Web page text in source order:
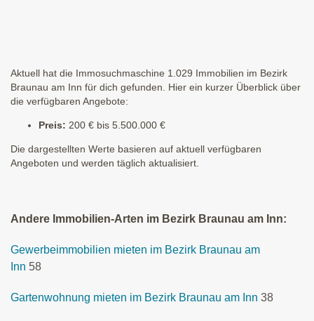
Aktuell hat die Immosuchmaschine 1.029 Immobilien im Bezirk
Braunau am Inn für dich gefunden. Hier ein kurzer Überblick über
die verfügbaren Angebote:
Preis: 200 € bis 5.500.000 €
Die dargestellten Werte basieren auf aktuell verfügbaren
Angeboten und werden täglich aktualisiert.
Andere Immobilien-Arten im Bezirk Braunau am Inn:
Gewerbeimmobilien mieten im Bezirk Braunau am
Inn 58
Gartenwohnung mieten im Bezirk Braunau am Inn 38